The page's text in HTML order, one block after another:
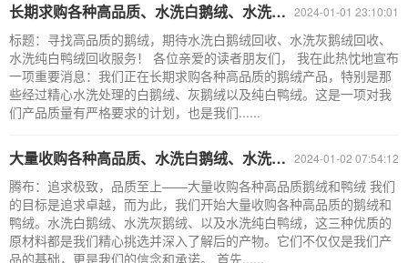
2024-01-01 23:10:01
长期求购各种高品质、水洗白鹅绒、水洗灰鹅绒、水洗纯白鸭绒
标题：寻找高品质的鹅绒，期待水洗白鹅绒回收、水洗灰鹅绒回收、
水洗纯白鸭绒回收服务！ 各位亲爱的读者朋友们， 我在此热忱地宣布
一项重要消息：我们正在长期求购各种高品质的鹅绒产品，特别是那
些经过精心水洗处理的白鹅绒、灰鹅绒以及纯白鸭绒。这是一项对我
们产品质量有严格要求的计划，也是我们......
2024-01-02 07:54:12
大量收购各种高品质、水洗白鹅绒、水洗灰鹅绒、水洗纯白鸭绒
腾布：追求极致，品质至上——大量收购各种高品质鹅绒和鸭绒 我们
的目标是追求卓越，而为此，我们开始大量收购各种高品质的鹅绒和
鸭绒。水洗白鹅绒、水洗灰鹅绒、以及水洗纯白鸭绒，这三种优质的
原材料都是我们精心挑选并深入了解后的产物。它们不仅仅是我们产
品的基础，更是我们的信念和承诺。 首先......